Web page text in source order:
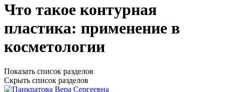
Что такое контурная
пластика: применение в
косметологии
Показать список разделов
Скрыть список разделов